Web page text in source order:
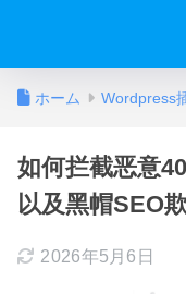
ホーム Wordpress
如何拦截恶意
以及黑帽SEO
2026年5月6日